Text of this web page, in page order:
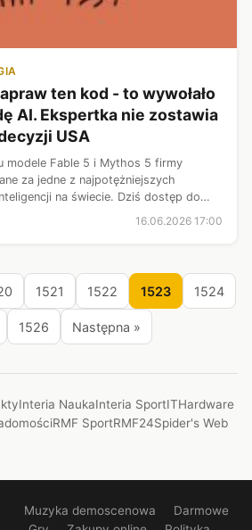
ten kod - to wywołało
AI. Ekspertka nie zostawia
USA
modele Fable 5 i Mythos 5 firmy
za jedne z najpotężniejszych
na świecie. Dziś dostęp do
po bezprecedensowej interwencji
16.06.2026 17:00
1521 1522 1523 1524
1526 Następna »
Interia NaukaInteria SportITHardware
RMF SportRMF24Spider's Web
Muzyka demoscenowa
Darmowe